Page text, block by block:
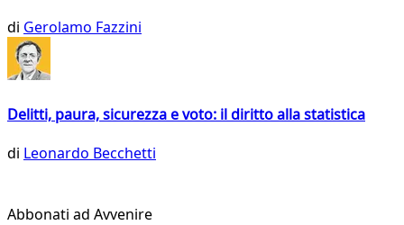
di Gerolamo Fazzini
Delitti, paura, sicurezza e voto: il diritto alla statistica
di Leonardo Becchetti
Abbonati ad Avvenire